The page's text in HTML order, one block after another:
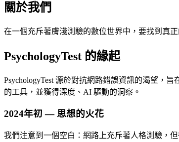
關於我們
在一個充斥著膚淺測驗的數位世界中，要找到真
PsychologyTest 的緣起
PsychologyTest 源於對抗網路錯誤資訊的渴望，
的工具，並獲得深度、AI 驅動的洞察。
2024年初 — 思想的火花
我們注意到一個空白：網路上充斥著人格測驗，